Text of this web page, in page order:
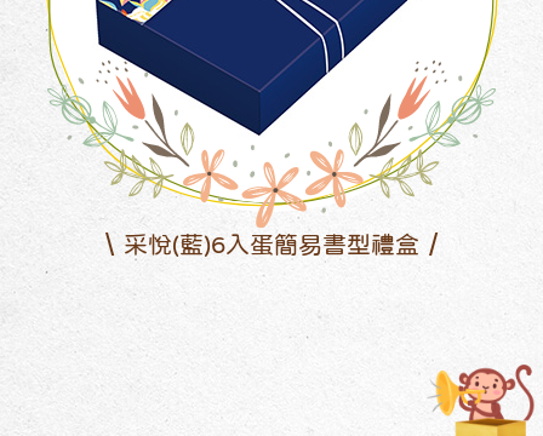
采悅(藍)6入蛋簡易書型禮盒